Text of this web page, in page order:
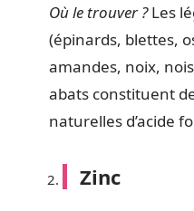
Où le trouver ?Les
(épinards, blettes,
amandes, noix,
abats constituent
naturelles d’acide
Zinc